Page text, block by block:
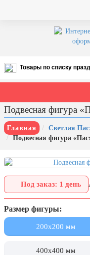
Товары по списку
Все праздники
августа)
12 августа, День ВВС
22 августа, День
День шахтера (последнее
воскресенье августа)
1 сентября, День знаний
3 сентября, День
борьбе с терроризмом
День города Москвы
Подвесная фигура
Главная Светлая
Подвесная фигура
Под заказ: 1 день
Размер фигуры:
200x200 мм
400x400 мм